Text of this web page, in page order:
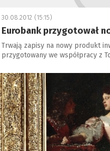
30.08.2012 (15:15)
Eurobank przygotował
Trwają zapisy na nowy produkt
przygotowany we współpracy z